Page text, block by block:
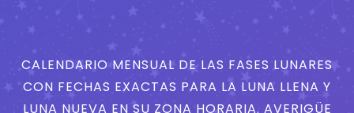
CALENDARIO MENSUAL DE LAS FASES LUNARES
CON FECHAS EXACTAS PARA LA LUNA LLENA Y
LUNA NUEVA EN SU ZONA HORARIA. AVERIGÜE